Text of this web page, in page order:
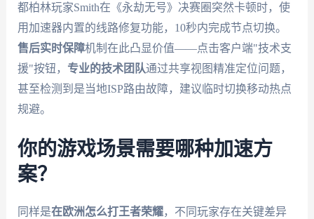
都柏林玩家Smith在《永劫无号》决赛圈突然卡顿时，使
用加速器内置的线路修复功能，10秒内完成节点切换。
售后实时保障机制在此凸显价值——点击客户端"技术支
援"按钮， 专业的技术团队通过共享视图精准定位问题，
甚至检测到是当地ISP路由故障，建议临时切换移动热点
规避。
你的游戏场景需要哪种加速方
案？
同样是在欧洲怎么打王者荣耀，不同玩家存在关键差异